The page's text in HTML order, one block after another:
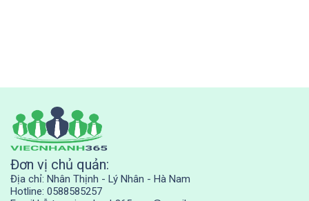
Đơn vị chủ quản:
Địa chỉ: Nhân Thịnh - Lý Nhân - Hà Nam
Hotline: 0588585257